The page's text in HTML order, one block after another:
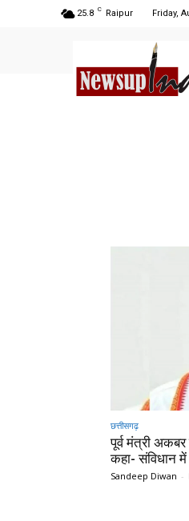
25.8 C Raipur Friday,
छत्तीसगढ़
पूर्व मंत्री
कहा- संविधान में
Sandeep Diwan -